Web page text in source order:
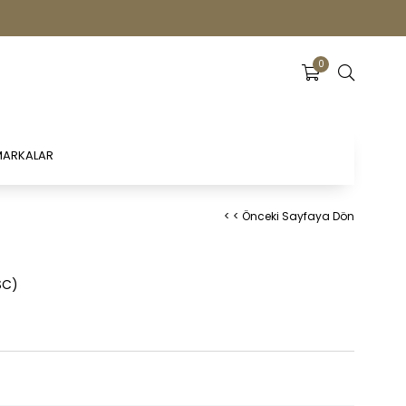
0
< < Önceki Sayfaya Dön